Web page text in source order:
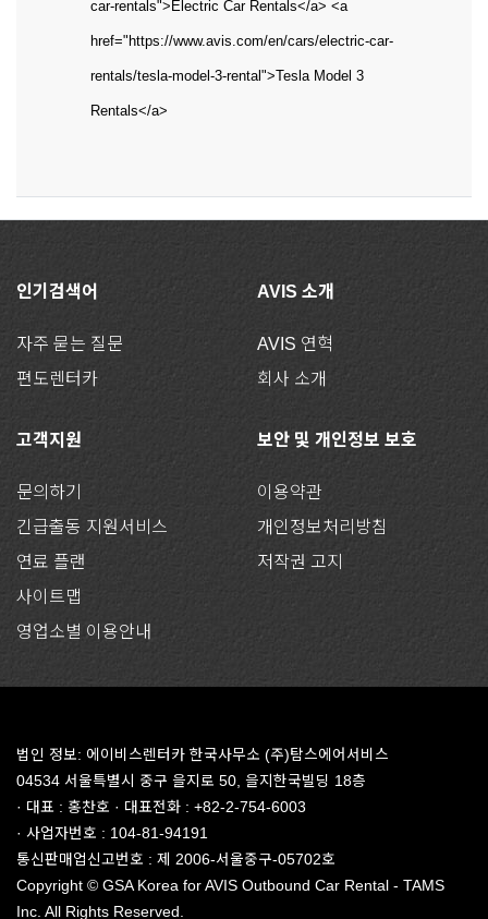
car-rentals">Electric Car Rentals</a> <a
href="https://www.avis.com/en/cars/electric-car-
rentals/tesla-model-3-rental">Tesla Model 3
Rentals</a>
인기검색어
자주 묻는 질문
편도렌터카
AVIS 소개
AVIS 연혁
회사 소개
고객지원
문의하기
긴급출동 지원서비스
연료 플랜
사이트맵
영업소별 이용안내
보안 및 개인정보 보호
이용약관
개인정보처리방침
저작권 고지
법인 정보: 에이비스렌터카 한국사무소 (주)탐스에어서비스
04534 서울특별시 중구 을지로 50, 을지한국빌딩 18층
· 대표 : 홍찬호 · 대표전화 : +82-2-754-6003
· 사업자번호 : 104-81-94191
통신판매업신고번호 : 제 2006-서울중구-05702호
Copyright © GSA Korea for AVIS Outbound Car Rental - TAMS
Inc. All Rights Reserved.